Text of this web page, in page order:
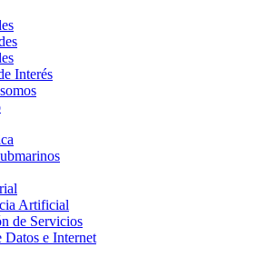
Interés
Artificial
de Servicios
Datos e Internet